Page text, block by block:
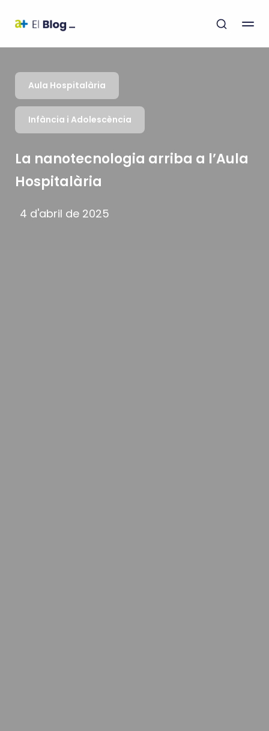
Aula Hospitalària
Infància i Adolescència
La nanotecnologia arriba a l’Aula
Hospitalària
4 d'abril de 2025